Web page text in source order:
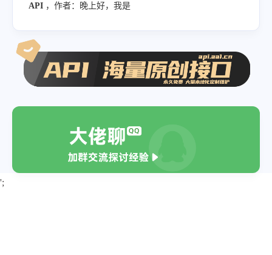
API ，作者：晚上好，我是
';